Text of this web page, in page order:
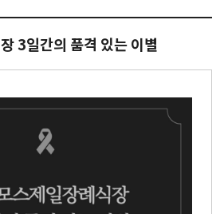
3일간의 품격 있는 이별